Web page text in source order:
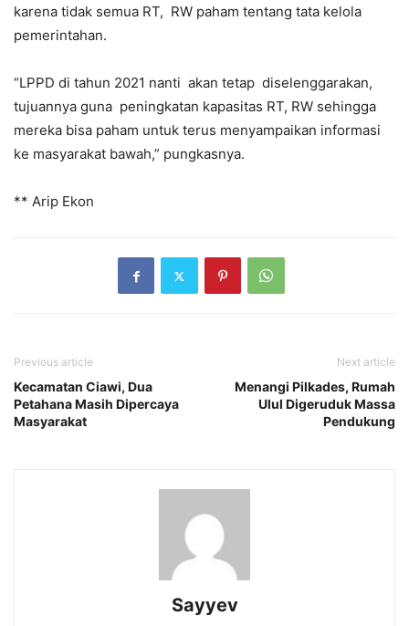
karena tidak semua RT, RW paham tentang tata kelola
pemerintahan.
“LPPD di tahun 2021 nanti akan tetap diselenggarakan,
tujuannya guna peningkatan kapasitas RT, RW sehingga
mereka bisa paham untuk terus menyampaikan informasi
ke masyarakat bawah,” pungkasnya.
** Arip Ekon
Previous article
Kecamatan Ciawi, Dua
Petahana Masih Dipercaya
Masyarakat
Next article
Menangi Pilkades, Rumah
Ulul Digeruduk Massa
Pendukung
Sayyev